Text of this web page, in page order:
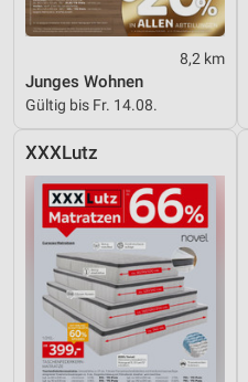
8,2 km
Junges Wohnen
Gültig bis Fr. 14.08.
XXXLutz